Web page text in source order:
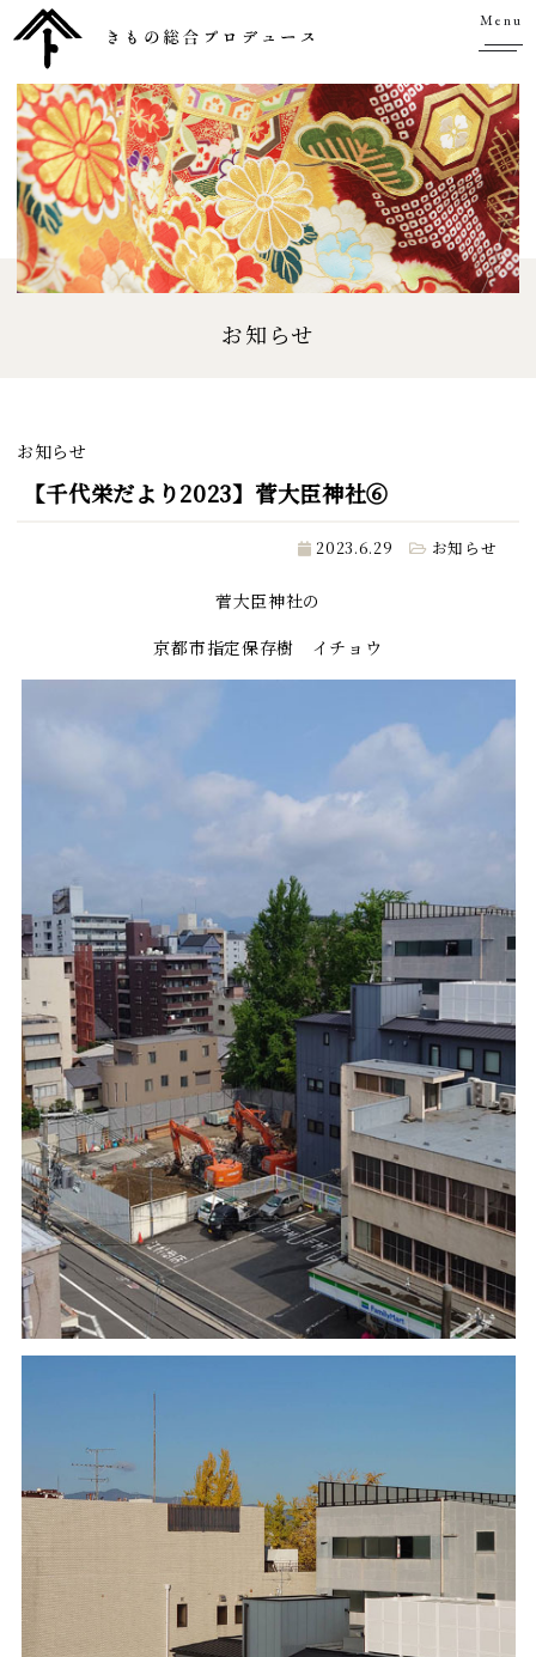
Menu
お知らせ
お知らせ
【千代栄だより2023】菅大臣神社⑥
2023.6.29 お知らせ
菅大臣神社の
京都市指定保存樹 イチョウ